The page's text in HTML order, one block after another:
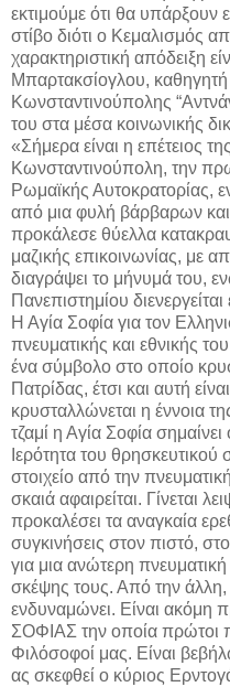
εκτιμούμε ότι θα υπάρξουν
στίβο διότι ο Κεμαλισμός
χαρακτηριστική απόδειξη
Μπαρτακσίογλου, καθηγητή
Κωνσταντινούπολης
του στα μέσα κοινωνικής
«Σήμερα είναι η επέτειος
Κωνσταντινούπολη, την
Ρωμαϊκής Αυτοκρατορίας,
από μια φυλή βάρβαρων
προκάλεσε θύελλα
μαζικής επικοινωνίας, με
διαγράψει το μήνυμά του,
Πανεπιστημίου
Η Αγία Σοφία για τον
πνευματικής και εθνικής
ένα σύμβολο στο οποίο
Πατρίδας, έτσι και αυτή
κρυσταλλώνεται η έννοια
τζαμί η Αγία Σοφία
Ιερότητα του
στοιχείο από την
σκαιά αφαιρείται. Γίνεται
προκαλέσει τα αναγκαία
συγκινήσεις στον πιστό,
για μια ανώτερη
σκέψης τους. Από την άλλη,
ενδυναμώνει. Είναι ακόμη
ΣΟΦΙΑΣ την οποία πρώτοι
Φιλόσοφοί μας. Είναι
ας σκεφθεί ο κύριος